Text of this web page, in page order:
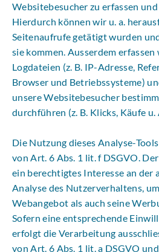
Websitebesucher zu erfassen
Hierdurch können wir u. a.
Seitenaufrufe getätigt wurden
sie kommen. Ausserdem
Logdateien (z. B. IP-Adresse,
Browser und Betriebssysteme)
unsere Websitebesucher
durchführen (z. B. Klicks, Käufe u.
Die Nutzung dieses Analyse-
von Art. 6 Abs. 1 lit. f DSGVO.
ein berechtigtes Interesse an der
Analyse des Nutzerverhaltens,
Webangebot als auch seine
Sofern eine entsprechende
erfolgt die Verarbeitung
von Art. 6 Abs. 1 lit. a DSGVO